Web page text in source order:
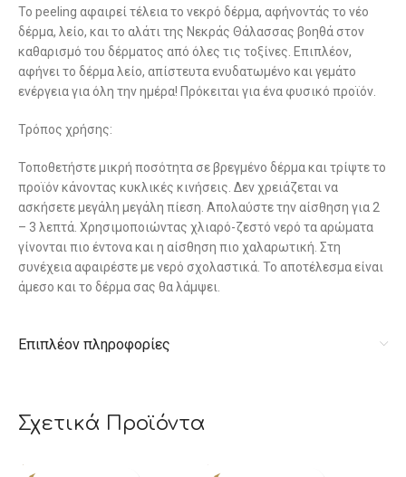
Το peeling αφαιρεί τέλεια το νεκρό δέρμα, αφήνοντάς το νέο
δέρμα, λείο, και το αλάτι της Νεκράς Θάλασσας βοηθά στον
καθαρισμό του δέρματος από όλες τις τοξίνες. Επιπλέον,
αφήνει το δέρμα λείο, απίστευτα ενυδατωμένο και γεμάτο
ενέργεια για όλη την ημέρα! Πρόκειται για ένα φυσικό προϊόν.
Τρόπος χρήσης:
Τοποθετήστε μικρή ποσότητα σε βρεγμένο δέρμα και τρίψτε το
προϊόν κάνοντας κυκλικές κινήσεις. Δεν χρειάζεται να
ασκήσετε μεγάλη μεγάλη πίεση. Απολαύστε την αίσθηση για 2
– 3 λεπτά. Χρησιμοποιώντας χλιαρό-ζεστό νερό τα αρώματα
γίνονται πιο έντονα και η αίσθηση πιο χαλαρωτική. Στη
συνέχεια αφαιρέστε με νερό σχολαστικά. Το αποτέλεσμα είναι
άμεσο και το δέρμα σας θα λάμψει.
Επιπλέον πληροφορίες
Σχετικά Προϊόντα